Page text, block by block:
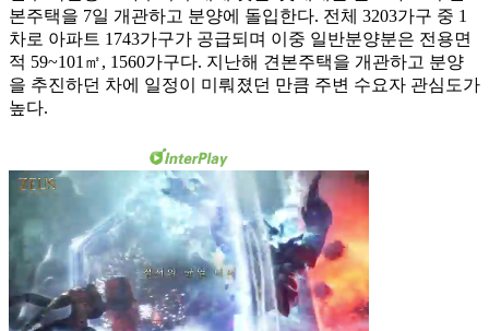
본주택을 7일 개관하고 분양에 돌입한다. 전체 3203가구 중 1
차로 아파트 1743가구가 공급되며 이중 일반분양분은 전용면
적 59~101㎡, 1560가구다. 지난해 견본주택을 개관하고 분양
을 추진하던 차에 일정이 미뤄졌던 만큼 주변 수요자 관심도가
높다.